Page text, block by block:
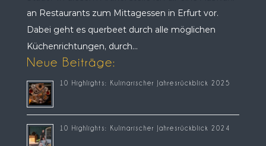
an Restaurants zum Mittagessen in Erfurt vor.
Dabei geht es querbeet durch alle möglichen
Küchenrichtungen, durch...
Neue Beiträge:
10 Highlights: Kulinarischer Jahresrückblick 2025
10 Highlights: Kulinarischer Jahresrückblick 2024